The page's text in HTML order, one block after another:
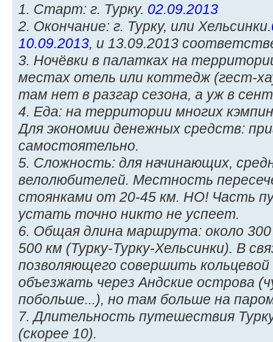
1. Старт: г. Турку. 02.09.2013
2. Окончание: г. Турку, или Хельсинки.
10.09.2013, и 13.09.2013
3. Ночёвки в палатках на
местах отель или коттедж (гест-
там нет в разгар сезона, а уж в
4. Еда: на территории многих
Для экономии денежных средств:
самостоятельно.
5. Сложность: для начинающих,
велолюбителей. Местность
стоянками от 20-45 км. НО! Часть
устать точно никто не успеет.
6. Общая длина маршрута: около 300
500 км (Турку-Турку-Хельсинки). В
позволяющего совершить
объезжать через Андские острова
побольше...), но там больше на
7. Длительность путешествия
(скорее 10).